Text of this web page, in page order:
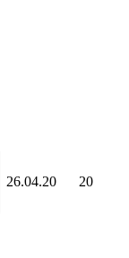
26.04.20 20